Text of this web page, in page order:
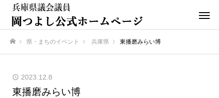
県・まちのイベント 兵庫県 東播磨みらい博
2023.12.8
東播磨みらい博